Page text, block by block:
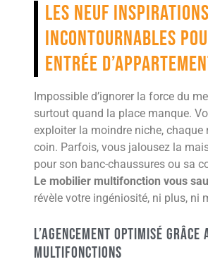
Les neuf inspirations
incontournables
entrée
Impossible d’ignorer la force du
surtout quand la place manque.
exploiter la moindre niche, chaque
coin. Parfois, vous jalousez la
pour son banc-chaussures ou sa
Le mobilier multifonction vous
révèle votre ingéniosité, ni plus, ni
L’agencement optimisé grâce
multifonctions